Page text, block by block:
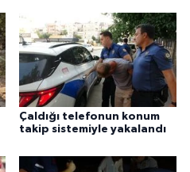
Çaldığı telefonun konum
takip sistemiyle yakalandı